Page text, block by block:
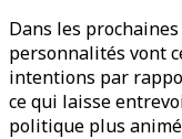
Dans les
personnalités vont
intentions par
ce qui laisse
politique plus